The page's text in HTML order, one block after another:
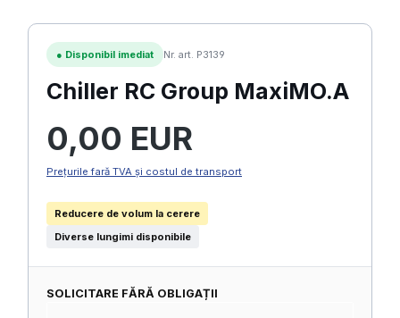
● Disponibil imediat Nr. art. P3139
Chiller RC Group MaxiMO.A
0,00 EUR
Prețurile fară TVA și costul de transport
Reducere de volum la cerere
Diverse lungimi disponibile
SOLICITARE FĂRĂ OBLIGAȚII